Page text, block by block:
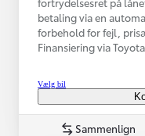
betaling via en
forbehold for fejl,
Finansiering via
Vælg bil
Sammenlign